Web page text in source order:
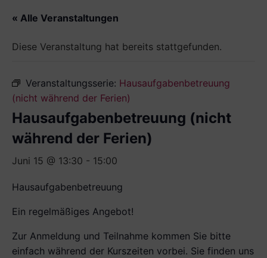
« Alle Veranstaltungen
Diese Veranstaltung hat bereits stattgefunden.
Veranstaltungsserie: Hausaufgabenbetreuung
(nicht während der Ferien)
Hausaufgabenbetreuung (nicht
während der Ferien)
Juni 15 @ 13:30 - 15:00
Hausaufgabenbetreuung
Ein regelmäßiges Angebot!
Zur Anmeldung und Teilnahme kommen Sie bitte
einfach während der Kurszeiten vorbei. Sie finden uns